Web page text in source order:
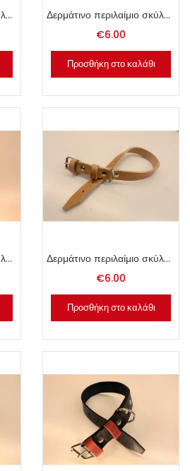
Δερμάτινο περιλαίμιο σκύλου 2.5x50cm φυσικό.
Δερμάτινο περιλαίμιο σκύλου 2x50cm καφέ.
€6.00
Προσθήκη στο καλάθι
Δερμάτινο περιλαίμιο σκύλου 2x50cm μαύρο.
Δερμάτινο περιλαίμιο σκύλου 2x50cm φυσικό.
€6.00
Προσθήκη στο καλάθι